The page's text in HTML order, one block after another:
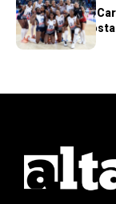
Las Reinas del
sets por 0 a